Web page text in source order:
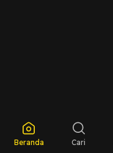
Beranda Cari